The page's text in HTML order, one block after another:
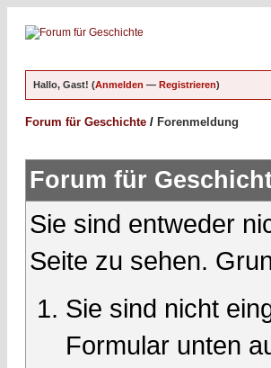
Hallo, Gast! (Anmelden — Registrieren)
Forum für Geschichte / Forenmeldung
Forum für
Sie sind entweder
Seite zu sehen.
Sie sind nicht
Formular unten